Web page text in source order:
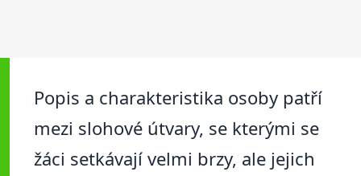
Popis a charakteristika osoby patří
mezi slohové útvary, se kterými se
žáci setkávají velmi brzy, ale jejich